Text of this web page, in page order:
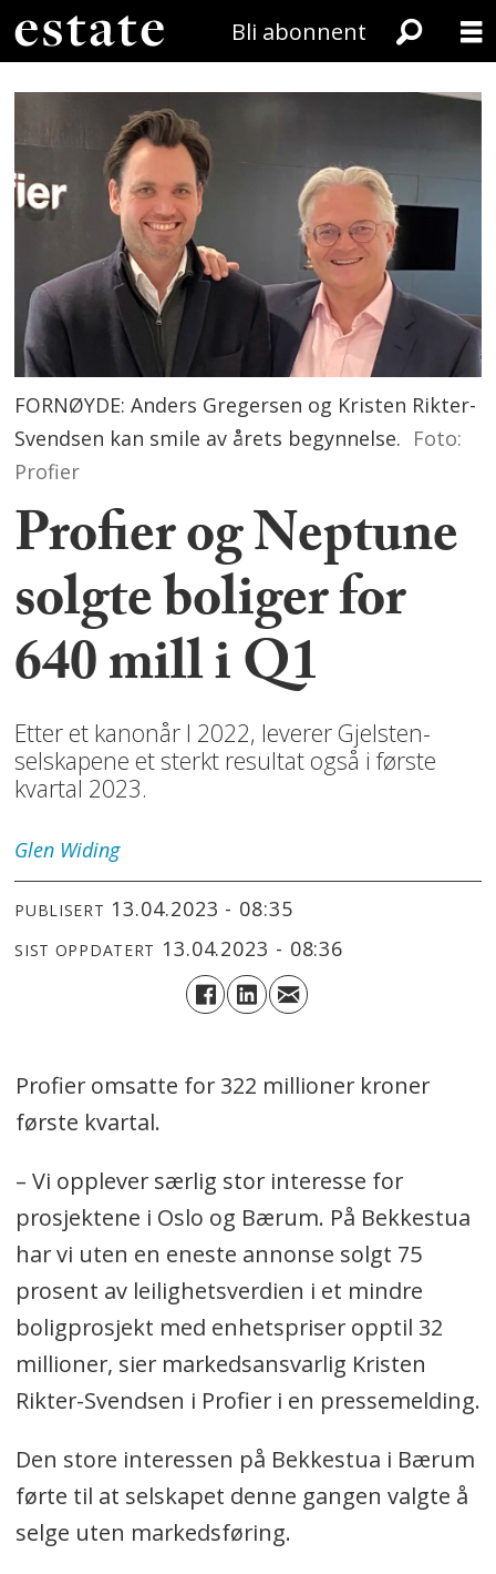
Bli abonnent
FORNØYDE: Anders Gregersen og Kristen Rikter-
Svendsen kan smile av årets begynnelse. Foto:
Profier
Profier og Neptune
solgte boliger for
640 mill i Q1
Etter et kanonår I 2022, leverer Gjelsten-
selskapene et sterkt resultat også i første
kvartal 2023.
Glen Widing
PUBLISERT 13.04.2023 - 08:35
SIST OPPDATERT 13.04.2023 - 08:36
Profier omsatte for 322 millioner kroner
første kvartal.
– Vi opplever særlig stor interesse for
prosjektene i Oslo og Bærum. På Bekkestua
har vi uten en eneste annonse solgt 75
prosent av leilighetsverdien i et mindre
boligprosjekt med enhetspriser opptil 32
millioner, sier markedsansvarlig Kristen
Rikter-Svendsen i Profier i en pressemelding.
Den store interessen på Bekkestua i Bærum
førte til at selskapet denne gangen valgte å
selge uten markedsføring.